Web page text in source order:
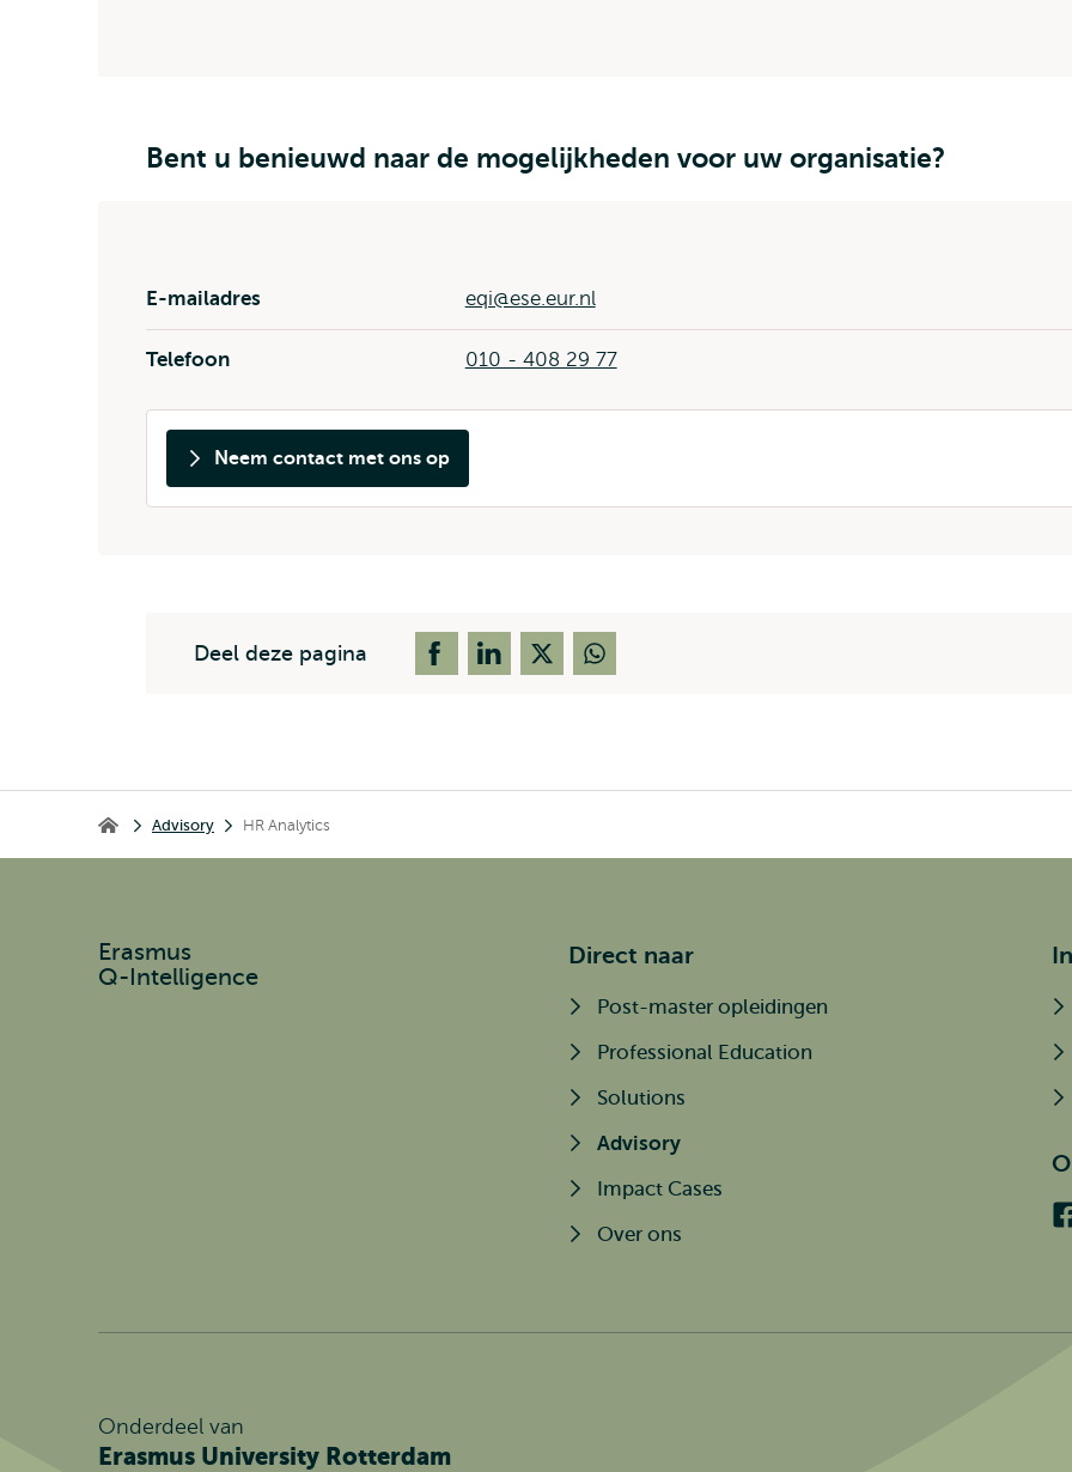
Bent u benieuwd naar de mogelijkheden voor uw organisatie?
E-mailadres eqi@ese.eur.nl
Telefoon 010 - 408 29 77
Neem contact met ons op
Deel deze pagina
Erasmus Q-Intelligence
Advisory HR Analytics
Erasmus
Q-Intelligence
Direct naar
Post-master opleidingen
Professional Education
Solutions
Advisory
Impact Cases
Over ons
Onderdeel van
Erasmus University Rotterdam